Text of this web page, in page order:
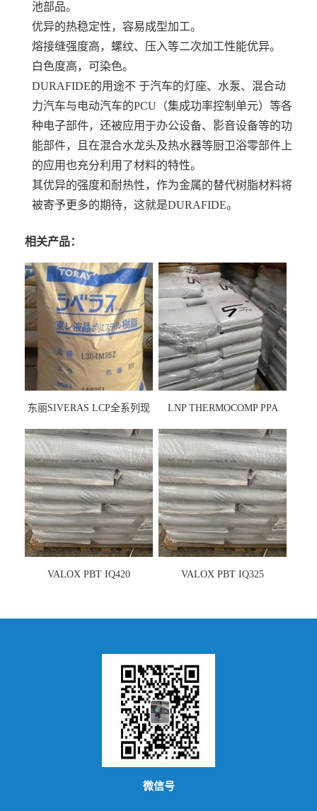
池部品。
优异的热稳定性，容易成型加工。
熔接缝强度高，螺纹、压入等二次加工性能优异。
白色度高，可染色。
DURAFIDE的用途不 于汽车的灯座、水泵、混合动
力汽车与电动汽车的PCU（集成功率控制单元）等各
种电子部件，还被应用于办公设备、影音设备等的功
能部件，且在混合水龙头及热水器等厨卫浴零部件上
的应用也充分利用了材料的特性。
其优异的强度和耐热性，作为金属的替代树脂材料将
被寄予更多的期待，这就是DURAFIDE。
相关产品：
东丽SIVERAS LCP全系列现
LNP THERMOCOMP PPA
VALOX PBT IQ420 VALOX PBT IQ325
微信号